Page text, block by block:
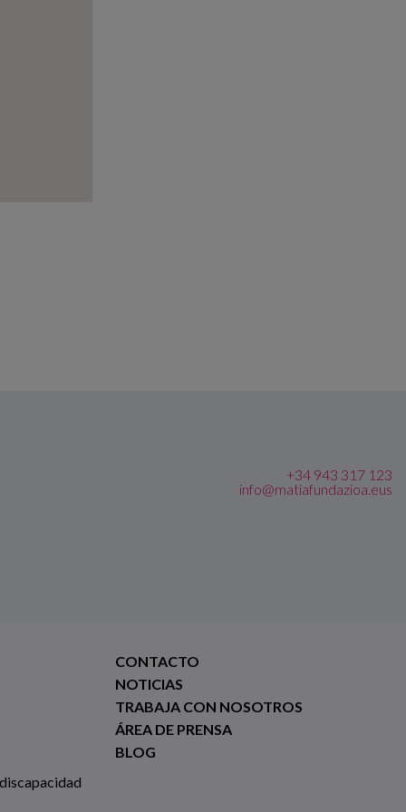
+34 943 317 123
info@matiafundazioa.eus
CONTACTO
NOTICIAS
TRABAJA CON NOSOTROS
ÁREA DE PRENSA
BLOG